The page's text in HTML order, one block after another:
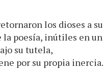
los dioses a
la poesía, inútiles en
su tutela,
por su propia inercia.